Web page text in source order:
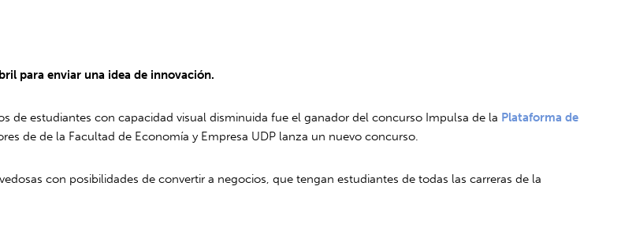
para enviar una idea de innovación.
de estudiantes con capacidad visual disminuida fue el ganador del concurso Impulsa de la Plataforma de
de de la Facultad de Economía y Empresa UDP lanza un nuevo concurso.
con posibilidades de convertir a negocios, que tengan estudiantes de todas las carreras de la